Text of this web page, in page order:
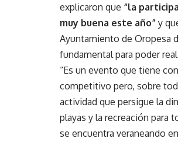
explicaron que “la
muy buena este año” y
Ayuntamiento de Oropesa
fundamental para poder
“Es un evento que tiene
competitivo pero, sobre
actividad que persigue la
playas y la recreación para
se encuentra veraneando